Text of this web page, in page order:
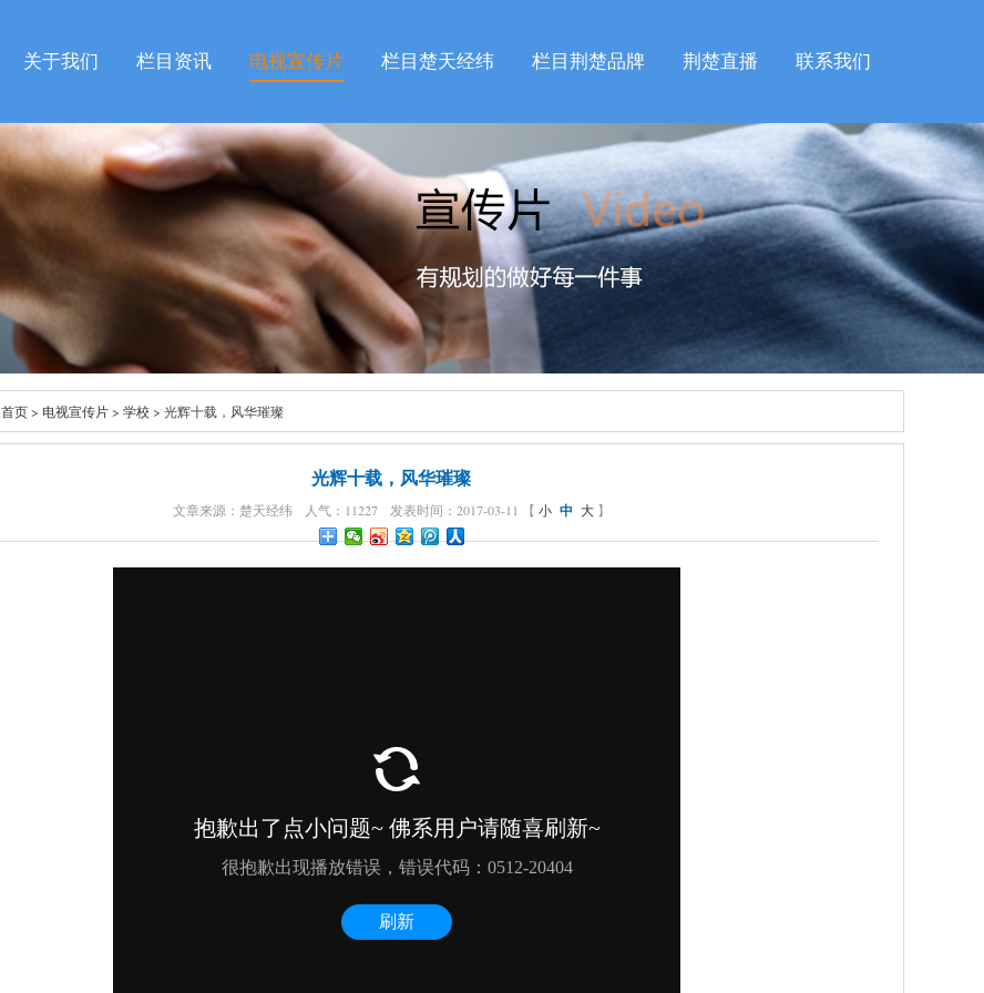
关于我们 栏目资讯 电视宣传片 栏目楚天经纬 栏目荆楚品牌 荆楚直播 联系我们
首页> 电视宣传片> 学校> 光辉十载，风华璀璨
光辉十载，风华璀璨
文章来源：楚天经纬 人气：11227 发表时间：2017-03-11 【 小 中 大】